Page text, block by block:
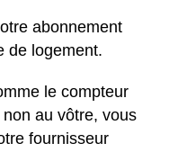
abonnement
de logement.
le compteur
au vôtre, vous
fournisseur